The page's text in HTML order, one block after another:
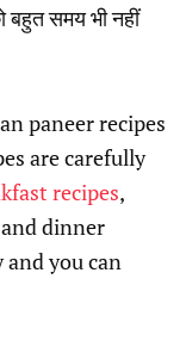
बहुत समय भी नहीं
paneer recipes
are carefully
recipes,
dinner
and you can